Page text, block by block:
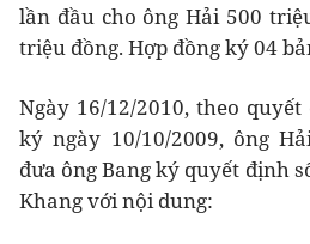
lần đầu cho ông Hải 500
triệu đồng. Hợp đồng ký 04
Ngày 16/12/2010, theo
ký ngày 10/10/2009, ông
đưa ông Bang ký quyết định
Khang với nội dung: